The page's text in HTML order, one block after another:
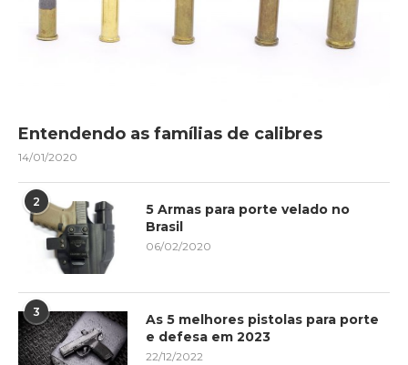
Entendendo as famílias de calibres
14/01/2020
2
5 Armas para porte velado no
Brasil
06/02/2020
3
As 5 melhores pistolas para porte
e defesa em 2023
22/12/2022